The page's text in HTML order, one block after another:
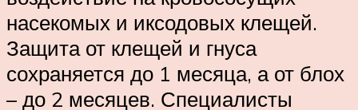
насекомых и иксодовых клещей.
Защита от клещей и гнуса
сохраняется до 1 месяца, а от блох
– до 2 месяцев. Специалисты